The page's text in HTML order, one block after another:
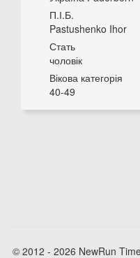
П.І.Б.
Pastushenko Ihor
Стать
чоловік
Вікова категорія
40-49
© 2012 - 2026 NewRun